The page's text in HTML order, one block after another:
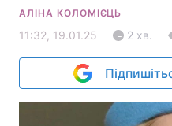
АЛІНА КОЛОМІЄЦЬ
11:32, 19.01.25 2 хв.